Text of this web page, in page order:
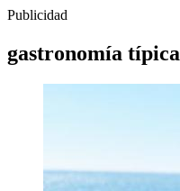
Publicidad
gastronomía típica